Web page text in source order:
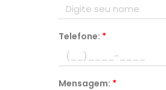
Telefone: *
Mensagem: *